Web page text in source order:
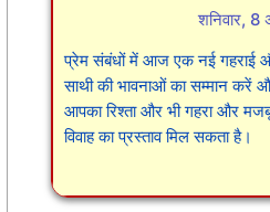
शनिवार, 8
प्रेम संबंधों में आज एक नई गहराई
साथी की भावनाओं का सम्मान करें
आपका रिश्ता और भी गहरा और
विवाह का प्रस्ताव मिल सकता है।